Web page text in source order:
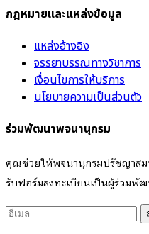
กฎหมายและแหล่งข้อมูล
แหล่งอ้างอิง
จรรยาบรรณทางวิชาการ
เงื่อนไขการให้บริการ
นโยบายความเป็นส่วนตัว
ร่วมพัฒนาพจนานุกรม
คุณช่วยให้พจนานุกรมปรัชญาสม
รับฟอร์มลงทะเบียนเป็นผู้ร่วมพั